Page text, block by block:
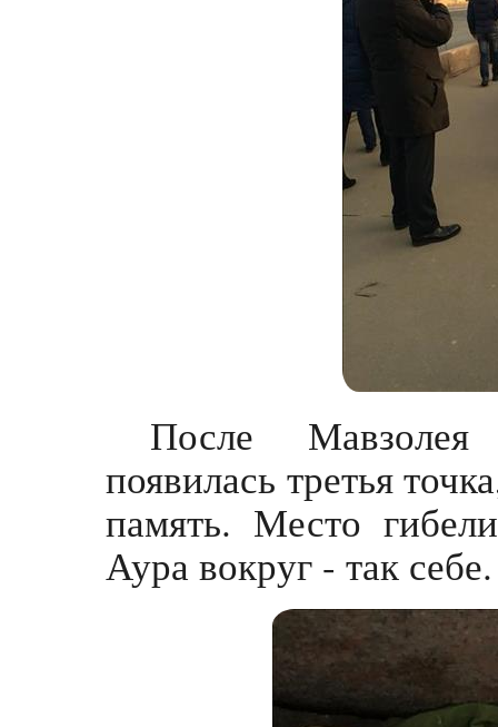
После
появилась третья
память. Место
Аура вокруг - так себе.